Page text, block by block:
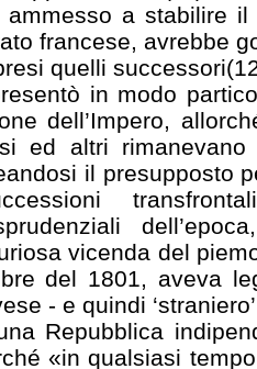
a stabilire
francese, avrebbe
quelli
in modo
dell’Impero,
ed altri rimanevano
il presupposto
vicenda del
del 1801, aveva
- e quindi
Repubblica
«in qualsiasi